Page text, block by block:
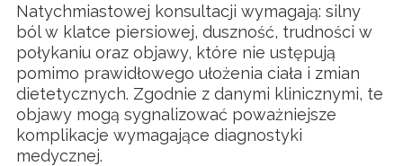
Natychmiastowej konsultacji wymagają: silny
ból w klatce piersiowej, duszność, trudności w
połykaniu oraz objawy, które nie ustępują
pomimo prawidłowego ułożenia ciała i zmian
dietetycznych. Zgodnie z danymi klinicznymi, te
objawy mogą sygnalizować poważniejsze
komplikacje wymagające diagnostyki
medycznej.